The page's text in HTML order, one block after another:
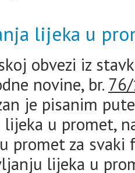
lijeka u
obvezi iz
novine, br.
je pisanim
u promet,
promet za svaki
lijeka u